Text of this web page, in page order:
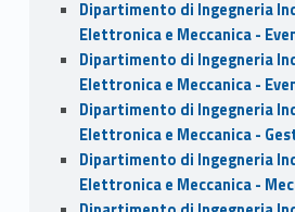
Dipartimento di Ingegneria
Elettronica e Meccanica -
Dipartimento di Ingegneria
Elettronica e Meccanica -
Dipartimento di Ingegneria
Elettronica e Meccanica -
Dipartimento di Ingegneria
Elettronica e Meccanica -